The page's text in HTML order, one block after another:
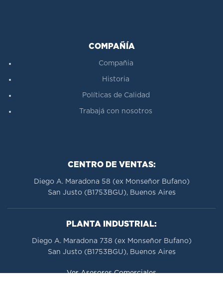
COMPAÑÍA
Compañia
Historia
Políticas de Calidad
Trabajá con nosotros
CENTRO DE VENTAS:
Diego A. Maradona 58 (ex Monseñor Bufano)
San Justo (B1753BGU), Buenos Aires
PLANTA INDUSTRIAL:
Diego A. Maradona 738 (ex Monseñor Bufano)
San Justo (B1753BGU), Buenos Aires
Ver Asesores Comerciales